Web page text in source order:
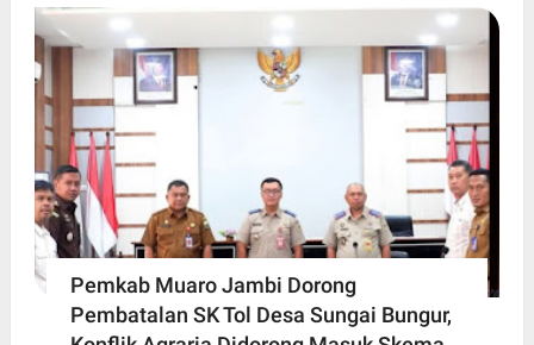
Pemkab Muaro Jambi Dorong
Pembatalan SK Tol Desa Sungai Bungur,